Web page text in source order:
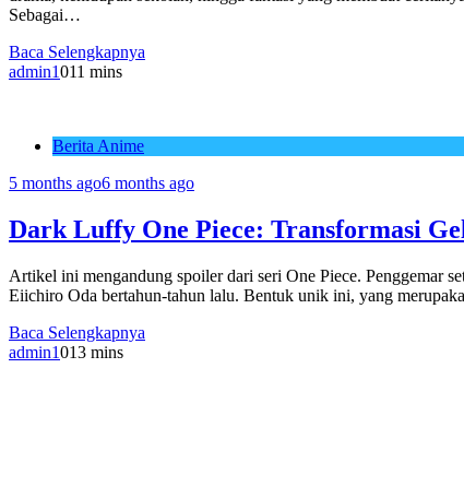
Sebagai…
Baca Selengkapnya
admin1011 mins
Berita Anime
5 months ago6 months ago
Dark Luffy One Piece: Transformasi
Artikel ini mengandung spoiler dari seri One Piece. Penggemar
Eiichiro Oda bertahun-tahun lalu. Bentuk unik ini, yang
Baca Selengkapnya
admin1013 mins